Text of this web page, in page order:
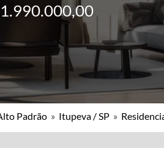
Padrão » Itupeva / SP »